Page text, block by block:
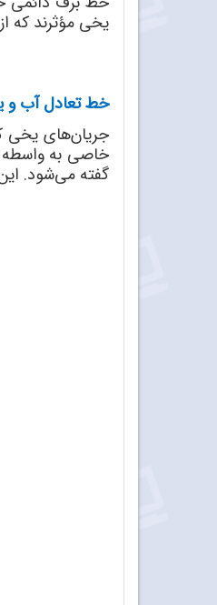
یخی مؤثرند که
خط تعادل آب و
جریان‌های یخی
خاصی به واسطه
گفته می‌شود.